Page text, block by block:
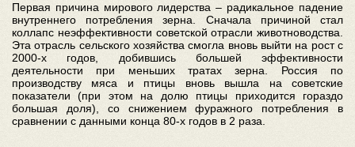
Первая причина мирового лидерства – радикальное падение
внутреннего потребления зерна. Сначала причиной стал
коллапс неэффективности советской отрасли животноводства.
Эта отрасль сельского хозяйства смогла вновь выйти на рост с
2000-х годов, добившись большей эффективности
деятельности при меньших тратах зерна. Россия по
производству мяса и птицы вновь вышла на советские
показатели (при этом на долю птицы приходится гораздо
большая доля), со снижением фуражного потребления в
сравнении с данными конца 80-х годов в 2 раза.